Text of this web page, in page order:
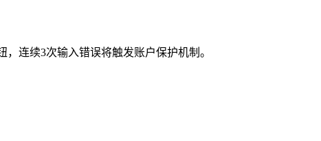
连续3次输入错误将触发账户保护机制。